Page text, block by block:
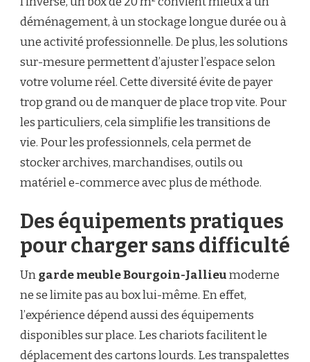
déménagement, à un stockage longue durée ou à
une activité professionnelle. De plus, les solutions
sur-mesure permettent d’ajuster l’espace selon
votre volume réel. Cette diversité évite de payer
trop grand ou de manquer de place trop vite. Pour
les particuliers, cela simplifie les transitions de
vie. Pour les professionnels, cela permet de
stocker archives, marchandises, outils ou
matériel e-commerce avec plus de méthode.
Des équipements pratiques
pour charger sans difficulté
Ungarde meuble Bourgoin-Jallieumoderne
ne se limite pas au box lui-même. En effet,
l’expérience dépend aussi des équipements
disponibles sur place. Les chariots facilitent le
déplacement des cartons lourds. Les transpalettes